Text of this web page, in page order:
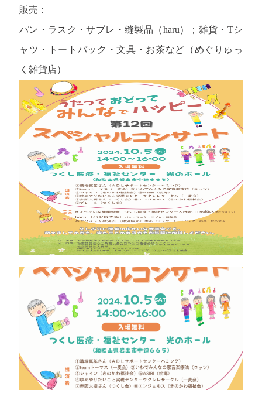
販売：
パン・ラスク・サブレ・縫製品（haru）；雑貨・Tシ
ャツ・トートバック・文具・お茶など（めぐりゅっ
く雑貨店）